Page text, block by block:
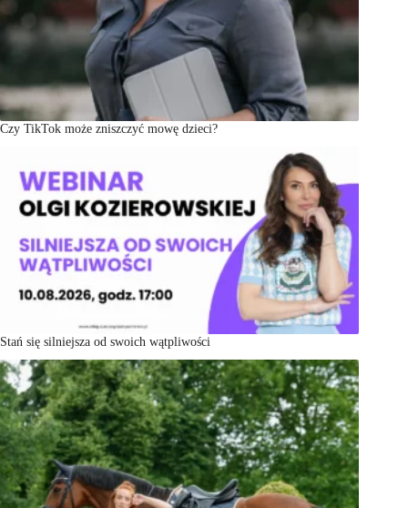
Czy TikTok może zniszczyć mowę dzieci?
Stań się silniejsza od swoich wątpliwości